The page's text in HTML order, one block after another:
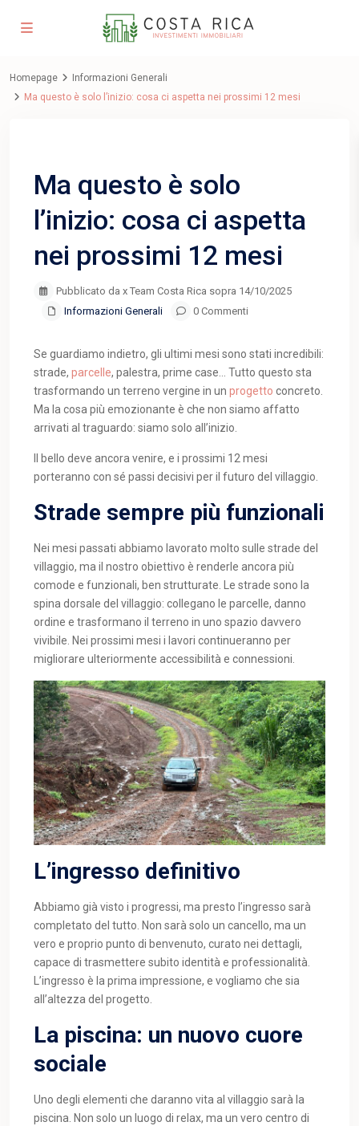
Homepage
Informazioni Generali
Ma questo è solo l’inizio: cosa ci aspetta nei prossimi 12 mesi
Ma questo è solo
l’inizio: cosa ci aspetta
nei prossimi 12 mesi
Pubblicato da x Team Costa Rica sopra 14/10/2025
Informazioni Generali
0 Commenti
Se guardiamo indietro, gli ultimi mesi sono stati incredibili:
strade, parcelle, palestra, prime case… Tutto questo sta
trasformando un terreno vergine in un progetto concreto.
Ma la cosa più emozionante è che non siamo affatto
arrivati al traguardo: siamo solo all’inizio.
Il bello deve ancora venire, e i prossimi 12 mesi
porteranno con sé passi decisivi per il futuro del villaggio.
Strade sempre più funzionali
Nei mesi passati abbiamo lavorato molto sulle strade del
villaggio, ma il nostro obiettivo è renderle ancora più
comode e funzionali, ben strutturate. Le strade sono la
spina dorsale del villaggio: collegano le parcelle, danno
ordine e trasformano il terreno in uno spazio davvero
vivibile. Nei prossimi mesi i lavori continueranno per
migliorare ulteriormente accessibilità e connessioni.
L’ingresso definitivo
Abbiamo già visto i progressi, ma presto l’ingresso sarà
completato del tutto. Non sarà solo un cancello, ma un
vero e proprio punto di benvenuto, curato nei dettagli,
capace di trasmettere subito identità e professionalità.
L’ingresso è la prima impressione, e vogliamo che sia
all’altezza del progetto.
La piscina: un nuovo cuore
sociale
Uno degli elementi che daranno vita al villaggio sarà la
piscina. Non solo un luogo di relax, ma un vero centro di